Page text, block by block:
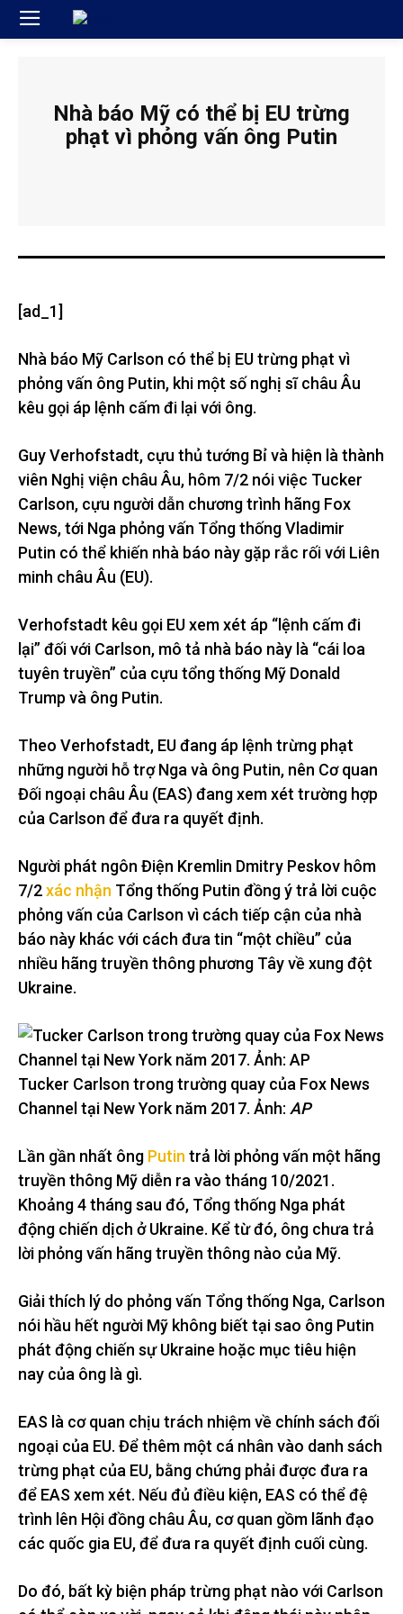
Nhà báo Mỹ có thể bị EU trừng
phạt vì phỏng vấn ông Putin
[ad_1]
Nhà báo Mỹ Carlson có thể bị EU trừng phạt vì
phỏng vấn ông Putin, khi một số nghị sĩ châu Âu
kêu gọi áp lệnh cấm đi lại với ông.
Guy Verhofstadt, cựu thủ tướng Bỉ và hiện là thành
viên Nghị viện châu Âu, hôm 7/2 nói việc Tucker
Carlson, cựu người dẫn chương trình hãng Fox
News, tới Nga phỏng vấn Tổng thống Vladimir
Putin có thể khiến nhà báo này gặp rắc rối với Liên
minh châu Âu (EU).
Verhofstadt kêu gọi EU xem xét áp “lệnh cấm đi
lại” đối với Carlson, mô tả nhà báo này là “cái loa
tuyên truyền” của cựu tổng thống Mỹ Donald
Trump và ông Putin.
Theo Verhofstadt, EU đang áp lệnh trừng phạt
những người hỗ trợ Nga và ông Putin, nên Cơ quan
Đối ngoại châu Âu (EAS) đang xem xét trường hợp
của Carlson để đưa ra quyết định.
Người phát ngôn Điện Kremlin Dmitry Peskov hôm
7/2xác nhận Tổng thống Putin đồng ý trả lời cuộc
phỏng vấn của Carlson vì cách tiếp cận của nhà
báo này khác với cách đưa tin “một chiều” của
nhiều hãng truyền thông phương Tây về xung đột
Ukraine.
Tucker Carlson trong trường quay của Fox News
Channel tại New York năm 2017. Ảnh: AP
Lần gần nhất ông Putin trả lời phỏng vấn một hãng
truyền thông Mỹ diễn ra vào tháng 10/2021.
Khoảng 4 tháng sau đó, Tổng thống Nga phát
động chiến dịch ở Ukraine. Kể từ đó, ông chưa trả
lời phỏng vấn hãng truyền thông nào của Mỹ.
Giải thích lý do phỏng vấn Tổng thống Nga, Carlson
nói hầu hết người Mỹ không biết tại sao ông Putin
phát động chiến sự Ukraine hoặc mục tiêu hiện
nay của ông là gì.
EAS là cơ quan chịu trách nhiệm về chính sách đối
ngoại của EU. Để thêm một cá nhân vào danh sách
trừng phạt của EU, bằng chứng phải được đưa ra
để EAS xem xét. Nếu đủ điều kiện, EAS có thể đệ
trình lên Hội đồng châu Âu, cơ quan gồm lãnh đạo
các quốc gia EU, để đưa ra quyết định cuối cùng.
Do đó, bất kỳ biện pháp trừng phạt nào với Carlson